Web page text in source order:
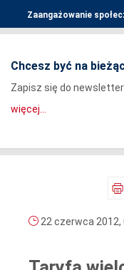
Zaangażowanie
Chcesz być na
Zapisz się do
więcej...
22 czerwca 2012,